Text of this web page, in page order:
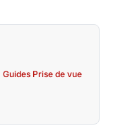
Guides Prise de vue